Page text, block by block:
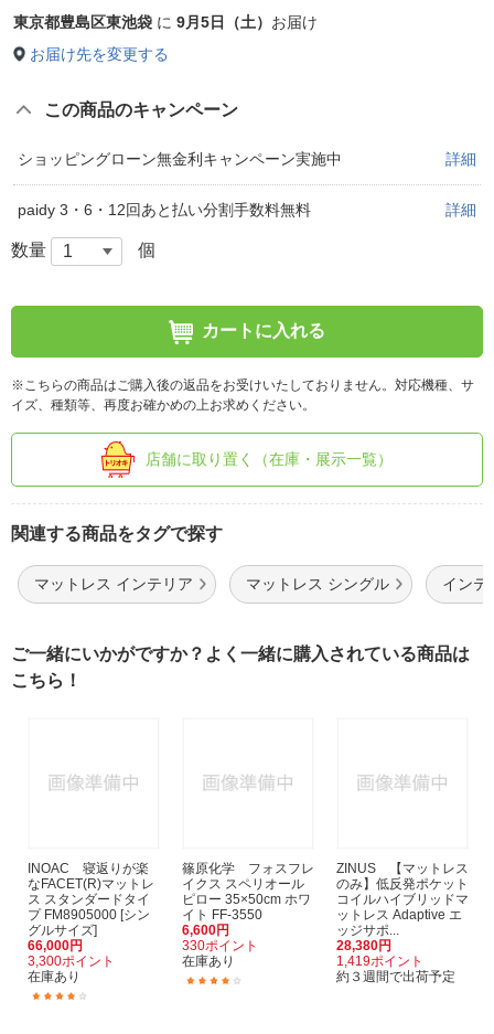
東京都豊島区東池袋 に 9月5日（土） お届け
お届け先を変更する
この商品のキャンペーン
ショッピングローン無金利キャンペーン実施中 詳細
paidy 3・6・12回あと払い分割手数料無料 詳細
数量 個
カートに入れる
※こちらの商品はご購入後の返品をお受けいたしておりません。対応機種、サ
イズ、種類等、再度お確かめの上お求めください。
店舗に取り置く（在庫・展示一覧）
関連する商品をタグで探す
マットレス インテリア マットレス シングル インテ
ご一緒にいかがですか？よく一緒に購入されている商品は
こちら！
INOAC 寝返りが楽
なFACET(R)マットレ
ス スタンダードタイ
プ FM8905000 [シン
グルサイズ]
66,000円
3,300ポイント
在庫あり
篠原化学 フォスフレ
イクス スペリオール
ピロー 35×50cm ホワ
イト FF-3550
6,600円
330ポイント
在庫あり
ZINUS 【マットレス
のみ】低反発ポケット
コイルハイブリッドマ
ットレス Adaptive エ
ッジサポ...
28,380円
1,419ポイント
約３週間で出荷予定